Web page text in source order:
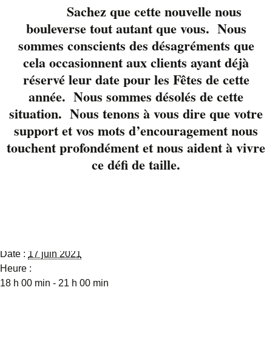
DumasetFrancis
Ledouxet Pierre-Yves
Jeanson vous
présentent un
répertoire qui fait
l’unanimité partout
ou ils passent.
Réservez en cliqnant
iciou au 819-822-
Date : 17 juin 2021
Heure :
18 h 00 min - 21 h 00 min
Sachez que cette nouvelle nous
bouleverse tout autant que vous. Nous
sommes conscients des désagréments que
cela occasionnent aux clients ayant déjà
réservé leur date pour les Fêtes de cette
année. Nous sommes désolés de cette
situation. Nous tenons à vous dire que votre
support et vos mots d’encouragement nous
touchent profondément et nous aident à vivre
ce défi de taille.